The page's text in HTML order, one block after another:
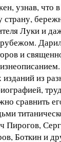
узнав, что
Луки и
и
из
сравнить
Пирогов,
Боткин и